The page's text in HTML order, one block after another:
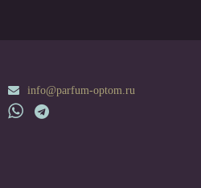
info@parfum-optom.ru